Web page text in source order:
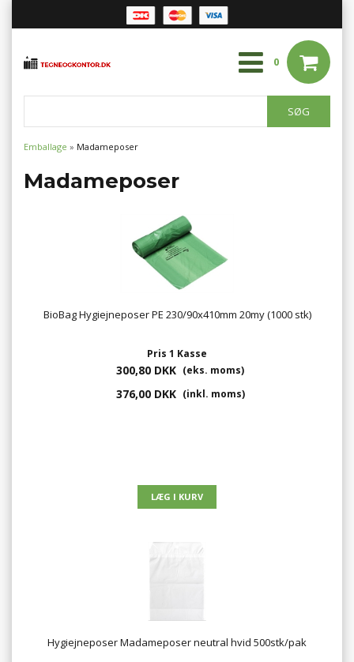
0
Emballage » Madameposer
Madameposer
BioBag Hygiejneposer PE 230/90x410mm 20my (1000 stk)
Pris 1 Kasse
300,80 DKK (eks. moms)
376,00 DKK (inkl. moms)
Hygiejneposer Madameposer neutral hvid 500stk/pak